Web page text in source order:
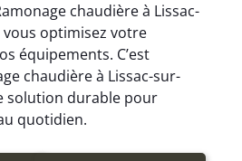
chaudière à Lissac-
optimisez votre
équipements. C’est
chaudière à Lissac-sur-
solution durable pour
quotidien.